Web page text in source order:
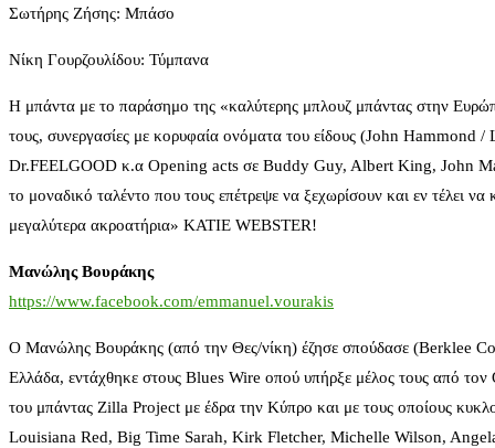
Σωτήρης Ζήσης: Μπάσο
Νίκη Γουρζουλίδου: Τύμπανα
Η μπάντα με το παράσημο της «καλύτερης μπλουζ μπάντας στην
τους, συνεργασίες με κορυφαία ονόματα του είδους (John
Dr.FEELGOOD κ.α Opening acts σε Buddy Guy, Albert King, John
το μοναδικό ταλέντο που τους επέτρεψε να ξεχωρίσουν και εν τέλει
μεγαλύτερα ακροατήρια» KATIE WEBSTER!
Μανώλης Βουράκης
https://www.facebook.com/emmanuel.vourakis
Ο Μανώλης Βουράκης (από την Θες/νίκη) έζησε σπούδασε (Berklee
Ελλάδα, εντάχθηκε στους Blues Wire οπού υπήρξε μέλος τους από τον
του μπάντας Zilla Project με έδρα την Κύπρο και με τους οποίους
Louisiana Red, Big Time Sarah, Kirk Fletcher, Michelle Wilson,